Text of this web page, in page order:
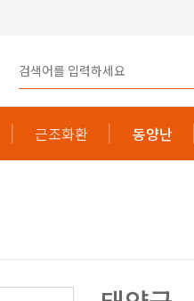
근조화환 동양난